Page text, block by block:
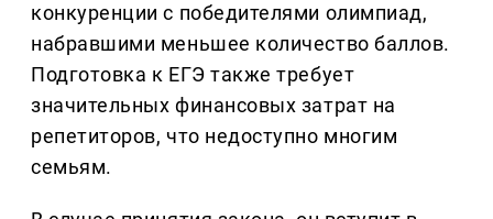
конкуренции с победителями олимпиад,
набравшими меньшее количество баллов.
Подготовка к ЕГЭ также требует
значительных финансовых затрат на
репетиторов, что недоступно многим
семьям.